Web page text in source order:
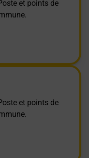
et points de
et points de